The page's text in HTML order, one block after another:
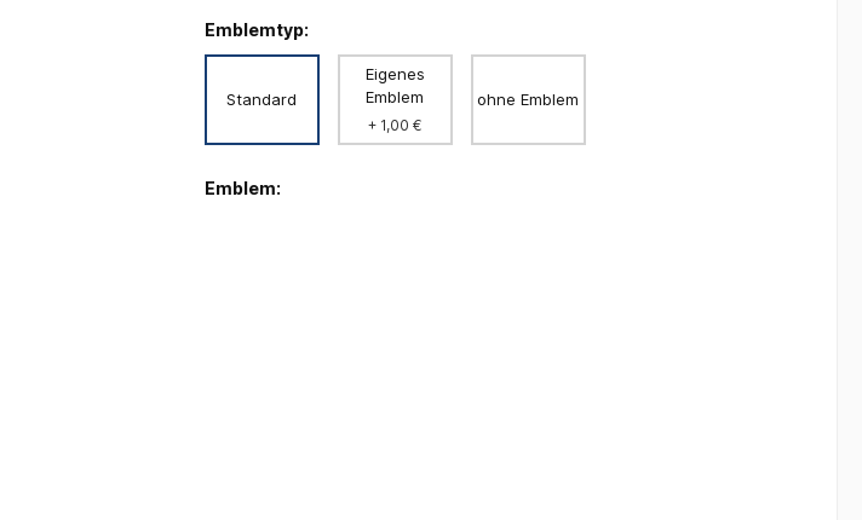
Emblemtyp:
Standard
Eigenes
Emblem
+ 1,00 €
ohne Emblem
Emblem: